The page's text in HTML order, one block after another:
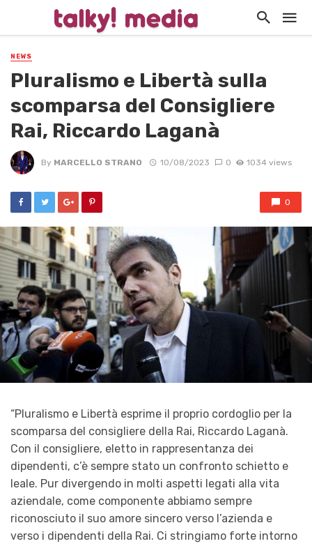
NEWS
Pluralismo e Libertà sulla
scomparsa del Consigliere
Rai, Riccardo Laganà
By MARCELLO STRANO 10/08/2023 0 1034 views
0
“Pluralismo e Libertà esprime il proprio cordoglio per la
scomparsa del consigliere della Rai, Riccardo Laganà.
Con il consigliere, eletto in rappresentanza dei
dipendenti, c’è sempre stato un confronto schietto e
leale. Pur divergendo in molti aspetti legati alla vita
aziendale, come componente abbiamo sempre
riconosciuto il suo amore sincero verso l’azienda e
verso i dipendenti della Rai. Ci stringiamo forte intorno